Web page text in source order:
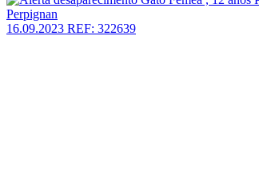
Perpignan
16.09.2023 REF: 322639